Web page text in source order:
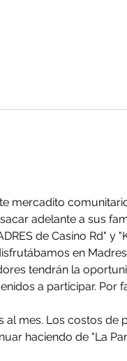
mercadito
adelante a sus
de Casino Rd" y
en Madres
tendrán la
a participar. Por
al mes. Los costos
haciendo de "La